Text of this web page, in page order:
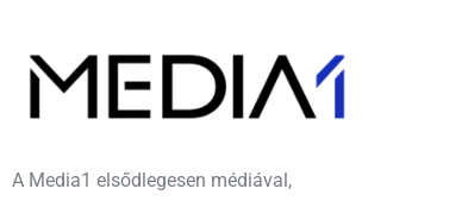
A Media1 elsődlegesen médiával,